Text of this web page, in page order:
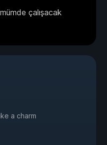
çalışacak
a charm